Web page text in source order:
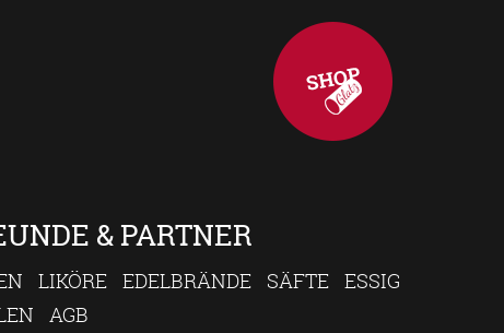
& PARTNER
LIKÖRE EDELBRÄNDE SÄFTE
ESSIG
AGB